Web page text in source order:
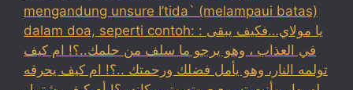
mengandung unsure I’tida` (melampaui batas)
dalam doa, seperti contoh: : يا مولاي…فكيف يبقى
في العذاب ، وهو يرجو ما سلف من حلمك..؟! ام كيف
تولمه النار، وهو يأمل فضلك ورحمتك ..؟! ام كيف يحرقه